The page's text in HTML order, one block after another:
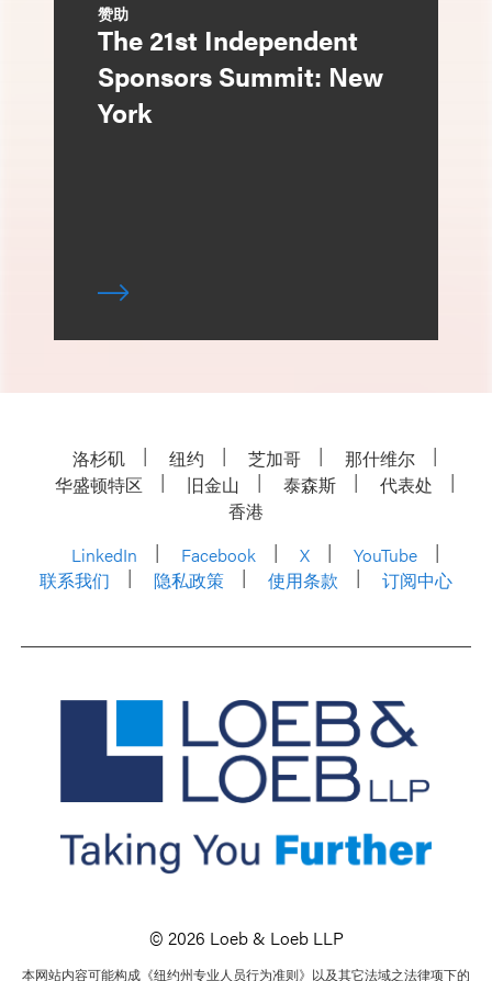
赞助
The 21st Independent
Sponsors Summit: New
York
洛杉矶 纽约 芝加哥
那什维尔
华盛顿特区
旧金山 泰森斯
代表处
香港
LinkedIn
Facebook X
YouTube
联系我们
隐私政策 使用条款 订阅中心
© 2026 Loeb & Loeb LLP
本网站内容可能构成《纽约州专业人员行为准则》以及其它法域之法律项下的